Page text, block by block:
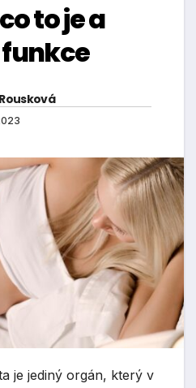
to je a
je jediný orgán, který v